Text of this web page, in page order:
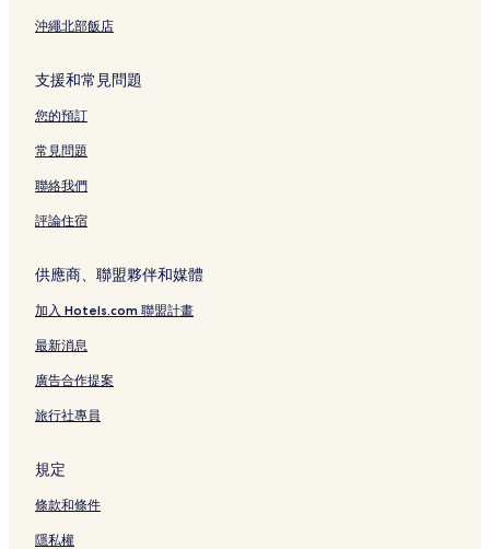
東京巨蛋附近的飯店
上野阿美橫商店街附近的飯店
清水觀音堂附近的飯店
東京飯店
淺草寺附近的飯店
荒川二丁目站附近的飯店
東京藝術大學藝術博物館附近的飯店
西日暮里飯店
沖繩北部飯店
支援和常見問題
您的預訂
常見問題
聯絡我們
評論住宿
供應商、聯盟夥伴和媒體
加入 Hotels.com 聯盟計畫
最新消息
廣告合作提案
旅行社專員
規定
條款和條件
隱私權